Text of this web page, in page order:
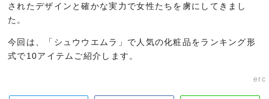
されたデザインと確かな実力で女性たちを虜にしてきまし
た。
今回は、「シュウウエムラ」で人気の化粧品をランキング形
式で10アイテムご紹介します。
erc